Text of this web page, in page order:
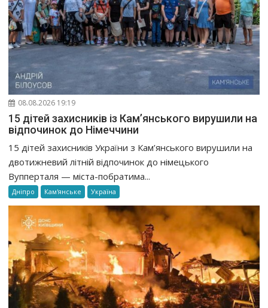
08.08.2026 19:19
15 дітей захисників із Кам’янського вирушили на
відпочинок до Німеччини
15 дітей захисників України з Кам’янського вирушили на
двотижневий літній відпочинок до німецького
Вупперталя — міста-побратима...
Дніпро Кам'янське Україна